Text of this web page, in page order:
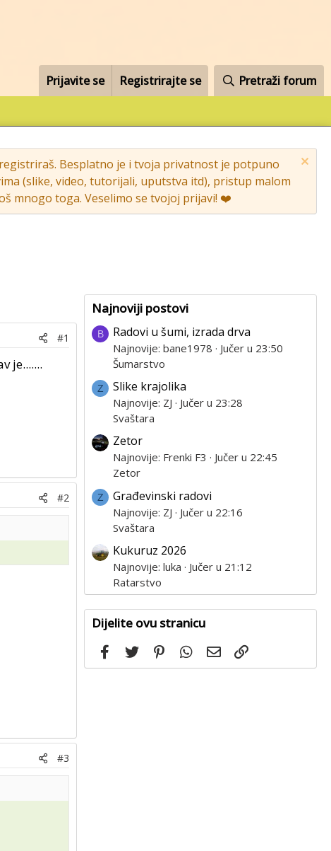
Prijavite se Registrirajte se Pretraži forum
Besplatno je i tvoja privatnost je potpuno
(slike, video, tutorijali, uputstva itd), pristup malom
mnogo toga. Veselimo se tvojoj prijavi! ❤️
#1
je.......
#2
#3
Najnoviji postovi
B Radovi u šumi, izrada drva
Najnovije: bane1978
Jučer u 23:50
Šumarstvo
Z Slike krajolika
Najnovije: ZJ
Jučer u 23:28
Svaštara
Zetor
Najnovije: Frenki F3
Jučer u 22:45
Zetor
Z Građevinski radovi
Najnovije: ZJ
Jučer u 22:16
Svaštara
Kukuruz 2026
Najnovije: luka
Jučer u 21:12
Ratarstvo
Dijelite ovu stranicu
Facebook
Twitter PinterestWhatsApp
Email